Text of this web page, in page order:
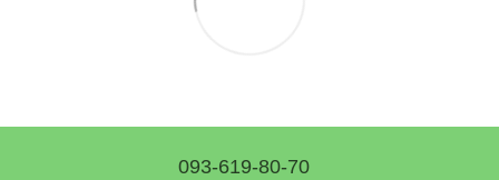
093-619-80-70